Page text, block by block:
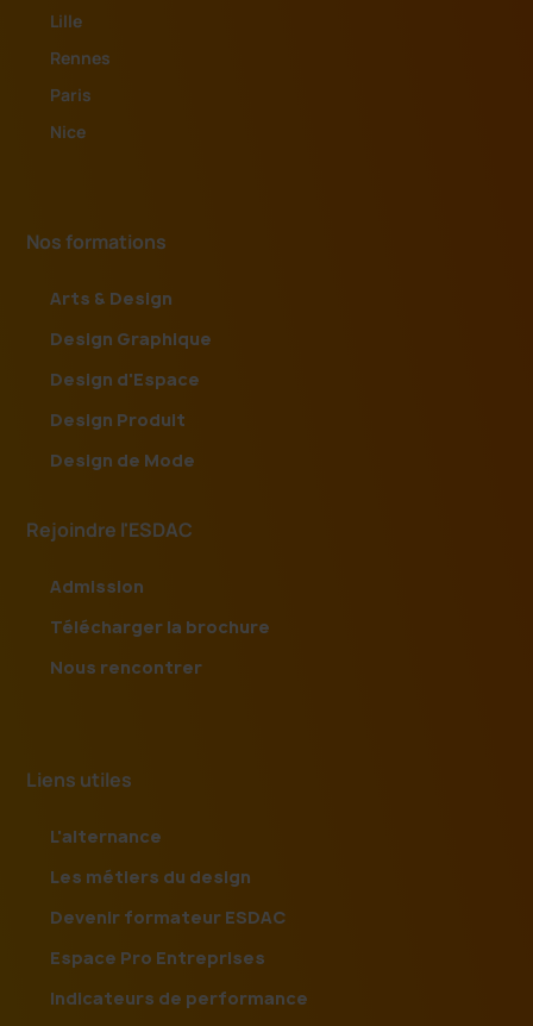
Lille
Rennes
Paris
Nice
Nos formations
Arts & Design
Design Graphique
Design d'Espace
Design Produit
Design de Mode
Rejoindre l'ESDAC
Admission
Télécharger la brochure
Nous rencontrer
Liens utiles
L'alternance
Les métiers du design
Devenir formateur ESDAC
Espace Pro Entreprises
Indicateurs de performance